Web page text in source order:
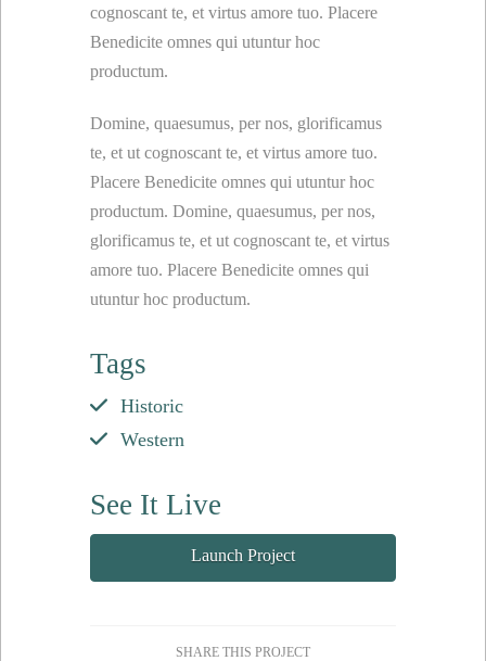
cognoscant te, et virtus amore tuo. Placere
Benedicite omnes qui utuntur hoc
productum.
Domine, quaesumus, per nos, glorificamus
te, et ut cognoscant te, et virtus amore tuo.
Placere Benedicite omnes qui utuntur hoc
productum. Domine, quaesumus, per nos,
glorificamus te, et ut cognoscant te, et virtus
amore tuo. Placere Benedicite omnes qui
utuntur hoc productum.
Tags
Historic
Western
See It Live
Launch Project
SHARE THIS PROJECT